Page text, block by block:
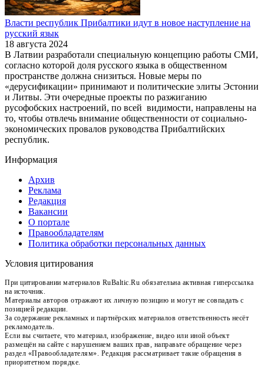
Власти республик Прибалтики идут в новое наступление на
русский язык
18 августа 2024
В Латвии разработали специальную концепцию работы СМИ,
согласно которой доля русского языка в общественном
пространстве должна снизиться. Новые меры по
«дерусификации» принимают и политические элиты Эстонии
и Литвы. Эти очередные проекты по разжиганию
русофобских настроений, по всей видимости, направлены на
то, чтобы отвлечь внимание общественности от социально-
экономических провалов руководства Прибалтийских
республик.
Информация
Архив
Реклама
Редакция
Вакансии
О портале
Правообладателям
Политика обработки персональных данных
Условия цитирования
При цитировании материалов RuBaltic.Ru обязательна активная гиперссылка
на источник.
Материалы авторов отражают их личную позицию и могут не совпадать с
позицией редакции.
За содержание рекламных и партнёрских материалов ответственность несёт
рекламодатель.
Если вы считаете, что материал, изображение, видео или иной объект
размещён на сайте с нарушением ваших прав, направьте обращение через
раздел «Правообладателям». Редакция рассматривает такие обращения в
приоритетном порядке.